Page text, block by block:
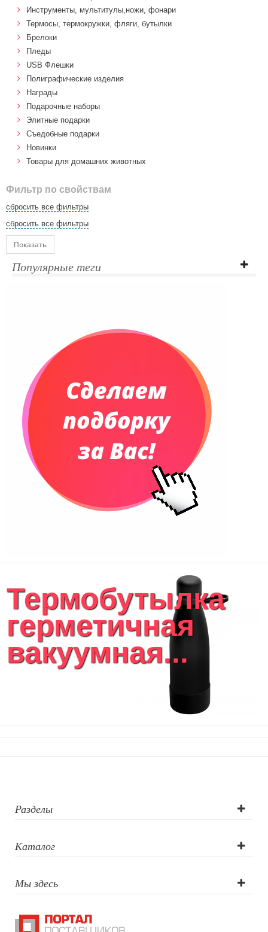
Инструменты, мультитулы,ножи, фонари
Термосы, термокружки, фляги, бутылки
Брелоки
Пледы
USB Флешки
Полиграфические изделия
Награды
Подарочные наборы
Элитные подарки
Cъедобные подарки
Новинки
Товары для домашних животных
Фильтр по свойствам
сбросить все фильтры
сбросить все фильтры
Показать
Популярные теги
Термобутылка
герметичная
вакуумная...
Разделы
Каталог
Мы здесь